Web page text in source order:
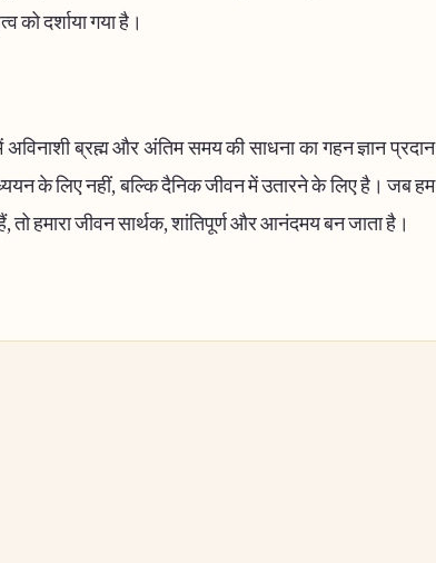
को दर्शाया गया है।
ब्रह्म और अंतिम समय की साधना का गहन ज्ञान प्रदान
के लिए नहीं, बल्कि दैनिक जीवन में उतारने के लिए है। जब हम
हमारा जीवन सार्थक, शांतिपूर्ण और आनंदमय बन जाता है।